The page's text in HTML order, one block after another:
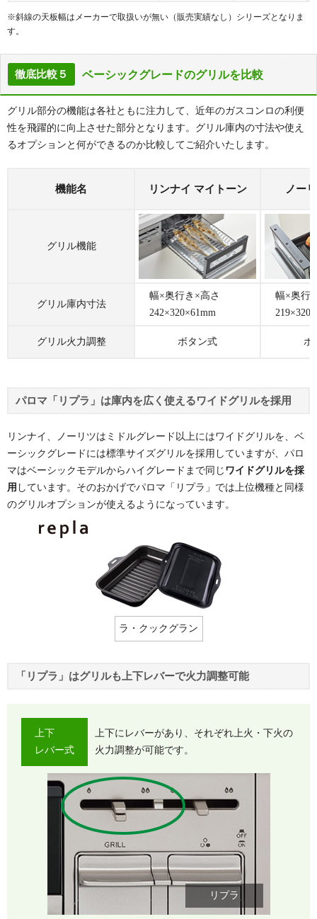
※斜線の天板幅はメーカーで取扱いが無い（販売実績なし）シリーズとなりま
す。
徹底比較５ ベーシックグレードのグリルを比較
グリル部分の機能は各社ともに注力して、近年のガスコンロの利便
性を飛躍的に向上させた部分となります。グリル庫内の寸法や使え
るオプションと何ができるのか比較してご紹介いたします。
機能名 リンナイ マイトーン ノー
グリル機能
グリル庫内寸法
幅×奥行き×高さ
242×320×61mm
幅×奥行
グリル火力調整 ボタン式 ボ
パロマ「リプラ」は庫内を広く使えるワイドグリルを採用
リンナイ、ノーリツはミドルグレード以上にはワイドグリルを、ベ
ーシックグレードには標準サイズグリルを採用していますが、パロ
マはベーシックモデルからハイグレードまで同じ ワイドグリルを採
用 しています。そのおかげでパロマ「リプラ」では上位機種と同様
のグリルオプションが使えるようになっています。
ラ・クックグラン
「リプラ」はグリルも上下レバーで火力調整可能
上下
レバー式
上下にレバーがあり、それぞれ上火・下火の
火力調整が可能です。
リプラ